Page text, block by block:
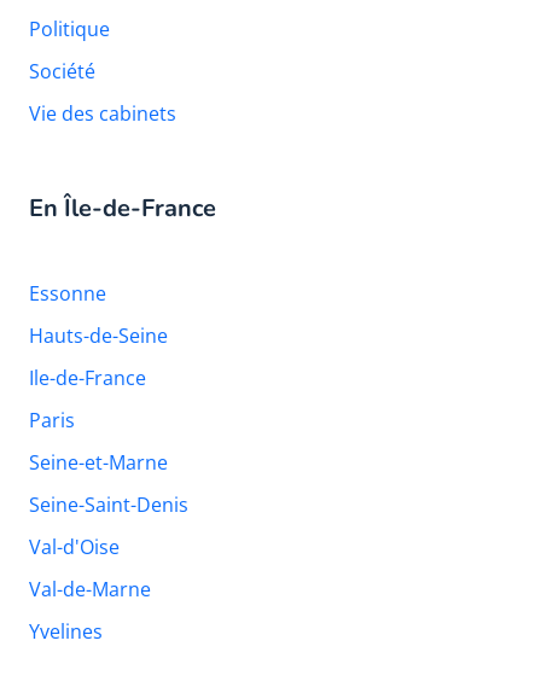
Politique
Société
Vie des cabinets
En Île-de-France
Essonne
Hauts-de-Seine
Ile-de-France
Paris
Seine-et-Marne
Seine-Saint-Denis
Val-d'Oise
Val-de-Marne
Yvelines